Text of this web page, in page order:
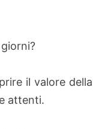
il valore della
attenti.